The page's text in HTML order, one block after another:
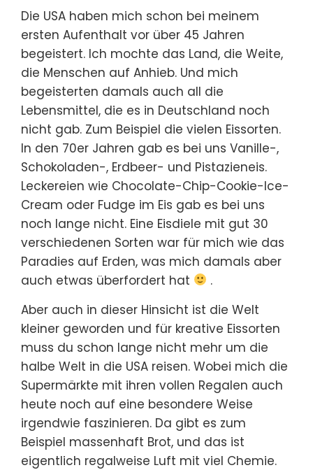
Die USA haben mich schon bei meinem
ersten Aufenthalt vor über 45 Jahren
begeistert. Ich mochte das Land, die Weite,
die Menschen auf Anhieb. Und mich
begeisterten damals auch all die
Lebensmittel, die es in Deutschland noch
nicht gab. Zum Beispiel die vielen Eissorten.
In den 70er Jahren gab es bei uns Vanille-,
Schokoladen-, Erdbeer- und Pistazieneis.
Leckereien wie Chocolate-Chip-Cookie-Ice-
Cream oder Fudge im Eis gab es bei uns
noch lange nicht. Eine Eisdiele mit gut 30
verschiedenen Sorten war für mich wie das
Paradies auf Erden, was mich damals aber
auch etwas überfordert hat
.
Aber auch in dieser Hinsicht ist die Welt
kleiner geworden und für kreative Eissorten
muss du schon lange nicht mehr um die
halbe Welt in die USA reisen. Wobei mich die
Supermärkte mit ihren vollen Regalen auch
heute noch auf eine besondere Weise
irgendwie faszinieren. Da gibt es zum
Beispiel massenhaft Brot, und das ist
eigentlich regalweise Luft mit viel Chemie.